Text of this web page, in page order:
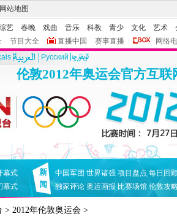
网站地图
艺 春晚 戏曲 音乐 科教 青少 文化 艺术
节目大全 直播中国 赛事直播 网络
Pусский
伦敦2012年奥运会官方互
幕式
幕式
新
闻
中国军团 世界诸强 项目盘点 每日回
独家评论 奥运画报 比赛场馆 伦敦攻
> 2012年伦敦奥运会 >